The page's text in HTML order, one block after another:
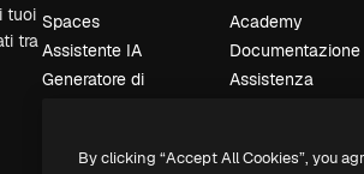
tuoi
tra
Spaces
Assistente IA
Generatore di
Academy
Documentazione
Assistenza
Politica sulla
By clicking “Accept All Cookies”, you